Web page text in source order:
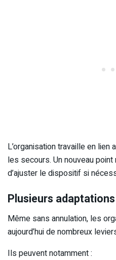
L’organisation travaille en
les secours. Un nouveau
d’ajuster le dispositif si
Plusieurs
Même sans annulation, les
aujourd’hui de nombreux
Ils peuvent notamment :